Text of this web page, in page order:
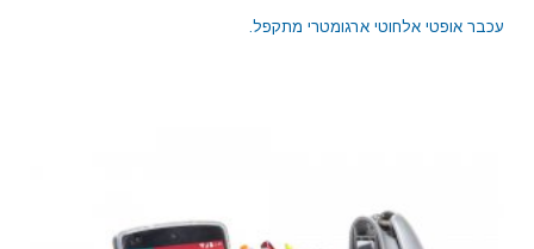
עכבר אופטי אלחוטי ארגומטרי מתקפל.